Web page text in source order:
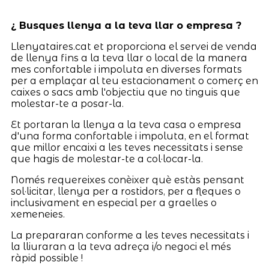
¿ Busques llenya a la teva llar o empresa ?
Llenyataires.cat et proporciona el servei de venda
de llenya fins a la teva llar o local de la manera
mes confortable i impoluta en diverses formats
per a emplaçar al teu estacionament o comerç en
caixes o sacs amb l'objectiu que no tinguis que
molestar-te a posar-la.
Et portaran la llenya a la teva casa o empresa
d'una forma confortable i impoluta, en el format
que millor encaixi a les teves necessitats i sense
que hagis de molestar-te a col·locar-la.
Només requereixes conèixer què estàs pensant
sol·licitar, llenya per a rostidors, per a fleques o
inclusivament en especial per a graelles o
xemeneies.
La prepararan conforme a les teves necessitats i
la lliuraran a la teva adreça i/o negoci el més
ràpid possible !